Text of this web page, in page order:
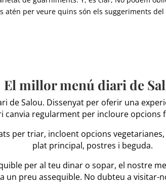
per veure quins són els suggeriments del
El millor menú diari de
de Salou. Dissenyat per oferir una
canvia regularment per incloure opcions
per triar, incloent opcions
plat principal, postres i beguda.
per al teu dinar o sopar, el nostre
un preu assequible. No dubteu a visitar-